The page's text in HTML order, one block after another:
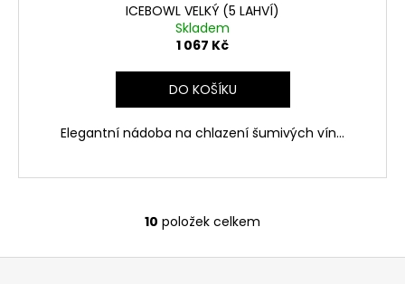
ICEBOWL VELKÝ (5 LAHVÍ)
Skladem
1 067 Kč
DO KOŠÍKU
Elegantní nádoba na chlazení šumivých vín...
O
v
10 položek celkem
Z